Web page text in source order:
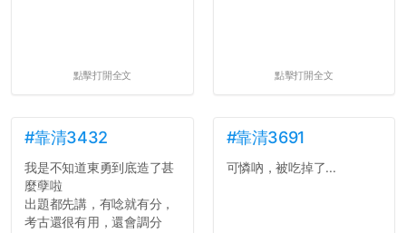
點擊打開全文 點擊打開全文
#靠清3432
我是不知道東勇到底造了甚
麼孽啦
出題都先講，有唸就有分，
考古還很有用，還會調分
#靠清3691
可憐吶，被吃掉了...